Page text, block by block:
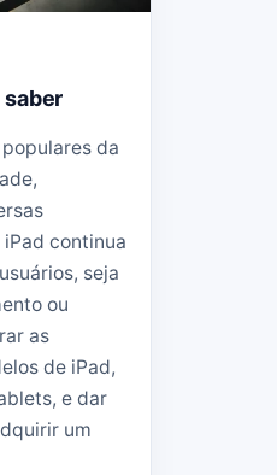
saber
da
continua
seja
ou
as
de iPad,
e dar
um